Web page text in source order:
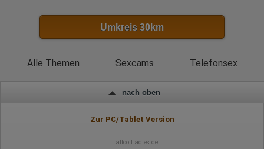
Rechtliche Grundlage der Verarbeitung
Art. 6 Abs. 1 S. 1 lit. a DSGVOUmkreis 30km
Alle Themen Sexcams Telefonsex
nach oben
Zur PC/Tablet Version
Tattoo Ladies.de